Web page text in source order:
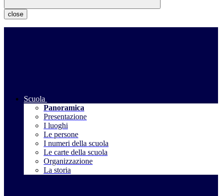
close
Scuola
Panoramica
Presentazione
I luoghi
Le persone
I numeri della scuola
Le carte della scuola
Organizzazione
La storia